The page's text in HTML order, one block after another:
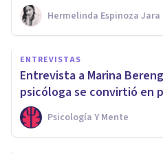
Hermelinda Espinoza Jara
ENTREVISTAS
Entrevista a Marina
psicóloga se convirtió en
Psicología Y Mente